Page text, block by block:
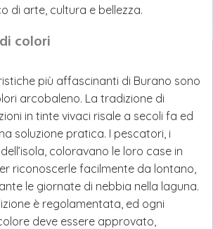
di arte, cultura e bellezza.
colori
più affascinanti di Burano sono
arcobaleno. La tradizione di
in tinte vivaci risale a secoli fa ed
soluzione pratica. I pescatori, i
coloravano le loro case in
riconoscerle facilmente da lontano,
le giornate di nebbia nella laguna.
è regolamentata, ed ogni
deve essere approvato,